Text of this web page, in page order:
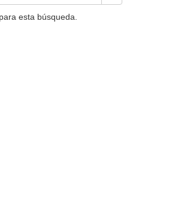
esta búsqueda.